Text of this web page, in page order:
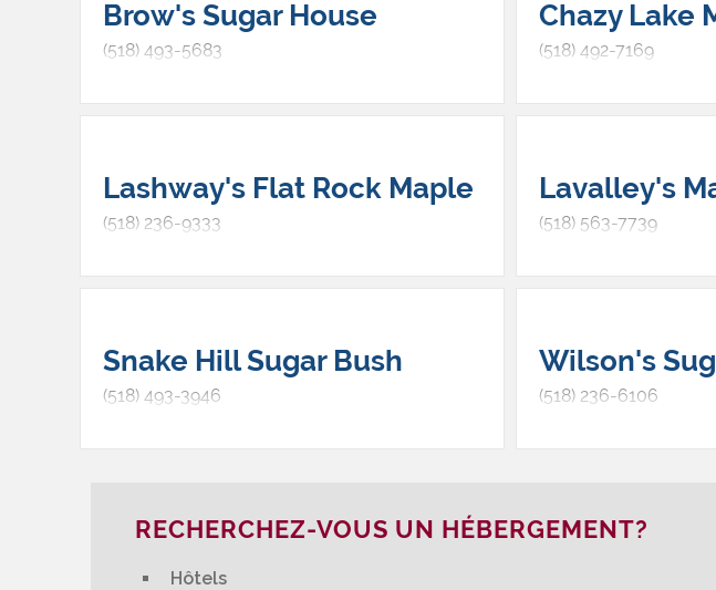
crées afin de comprendre la relation humaine
avec la nature, spécifiquement celle des
Adirondacks.
Brow's Sugar House
(518) 493-5683
Chazy Lake
(518) 492-7169
Lashway's Flat Rock Maple
(518) 236-9333
Lavalley's
(518) 563-7739
Snake Hill Sugar Bush
(518) 493-3946
Wilson's
(518) 236-6106
RECHERCHEZ-VOUS UN HÉBERGEMENT?
Hôtels